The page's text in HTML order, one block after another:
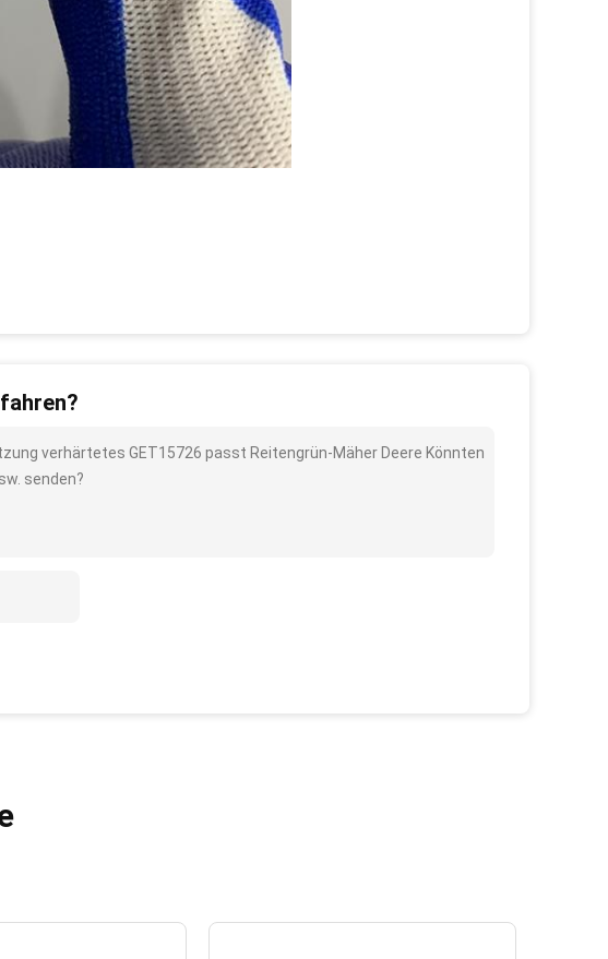
verhärtetes GET15726 passt Reitengrün-Mäher Deere Könnten
senden?